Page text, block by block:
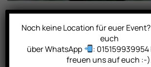
Noch keine Location für euer
euch
über WhatsApp
:
freuen uns auf euch :-